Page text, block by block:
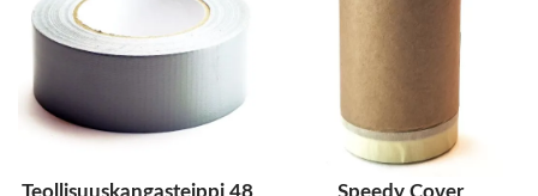
Teollisuuskangasteippi 48
Speedy Cover